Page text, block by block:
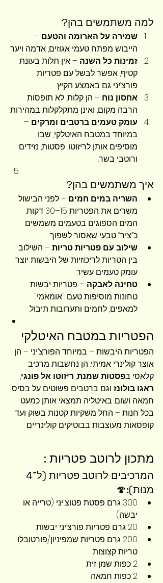
למה משתמשים בהן?
שמירה על הארומה והטעם –
הייבוש מפתח טעמי אגוזים, אדמה ויער.
זמינות כל השנה – אין תלות בעונת
קטיף, אפשר לבשל עם פטריות
פורצ’יני גם באמצע הקיץ.
אחסון נוח – הן קלות, לא תופסות
הרבה מקום, ואינן מתקלקלות במהירות.
עומק טעמים ברטבים ומרקים –
במיוחד במטבח האיטלקי, שבו
מוסיפים אותן לריזוטו, פסטות, נזידים
ורוטבי בשר.
איך משתמשים בהן?
השריה במים חמים – לפני הבישול
משרים את הפטריות 15–30 דקות.
המים הספוגים בטעמים משמשים
כ”ציר” טבעי שאסור לשפוך.
שילוב עם פטריות טריות – השילוב
בין הטריות לריכוזיות של היבשות יוצר
עומק טעמים עשיר.
טחינה לאבקה – פטריות יבשות
טחונות מוסיפות טעם "אומאמי"
למאפים, לחמים ותערובות תיבול.
הפטריות במטבח האיטלקי
הפטריות היבשות – במיוחד הפורצ’יני – הן
אוצר קולינרי אמיתי. הן נחשבות מרכיב
קלאסי בפסטות שמנת, ריזוטו אל פונגי,
ראגו בולונז וגם ברטבים פשוטים על בסיס
חמאה ושום. באיטליה תמצאי אותן כמעט
בכל חנות – החל משקיות קטנות בשוק ועד
קופסאות מעוצבות בבוטיקים קולינריים.
מתכון לרוטב פטריות :
מנות):🍄
300 גרם פסטת פטוצ'יני (טרייה או
יבשה)
20 גרם פטריות פורצ’יני יבשות
200 גרם פטריות שמפיניון/פורטובלו
טריות קצוצות
2 כפות שמן זית
2 כפות חמאה